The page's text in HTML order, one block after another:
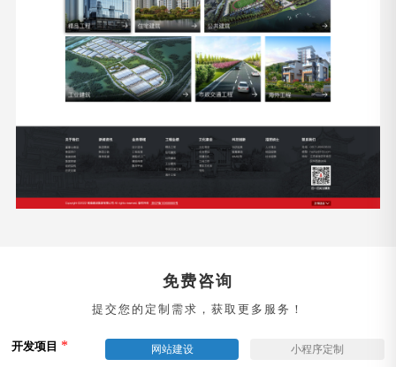
免费咨询
提交您的定制需求，获取更多服务！
开发项目 * 网站建设 小程序定制